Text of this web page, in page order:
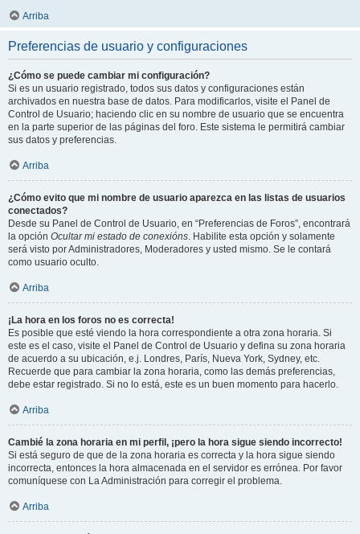
Arriba
Preferencias de usuario y configuraciones
¿Cómo se puede cambiar mi configuración?
Si es un usuario registrado, todos sus datos y configuraciones están
archivados en nuestra base de datos. Para modificarlos, visite el Panel de
Control de Usuario; haciendo clic en su nombre de usuario que se encuentra
en la parte superior de las páginas del foro. Este sistema le permitirá cambiar
sus datos y preferencias.
Arriba
¿Cómo evito que mi nombre de usuario aparezca en las listas de usuarios
conectados?
Desde su Panel de Control de Usuario, en “Preferencias de Foros”, encontrará
la opción Ocultar mi estado de conexións. Habilite esta opción y solamente
será visto por Administradores, Moderadores y usted mismo. Se le contará
como usuario oculto.
Arriba
¡La hora en los foros no es correcta!
Es posible que esté viendo la hora correspondiente a otra zona horaria. Si
este es el caso, visite el Panel de Control de Usuario y defina su zona horaria
de acuerdo a su ubicación, e.j. Londres, París, Nueva York, Sydney, etc.
Recuerde que para cambiar la zona horaria, como las demás preferencias,
debe estar registrado. Si no lo está, este es un buen momento para hacerlo.
Arriba
Cambié la zona horaria en mi perfil, ¡pero la hora sigue siendo incorrecto!
Si está seguro de que de la zona horaria es correcta y la hora sigue siendo
incorrecta, entonces la hora almacenada en el servidor es errónea. Por favor
comuníquese con La Administración para corregir el problema.
Arriba